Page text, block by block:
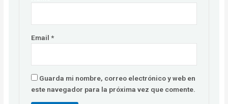
Email*
Guarda mi nombre, correo electrónico y web en
este navegador para la próxima vez que comente.